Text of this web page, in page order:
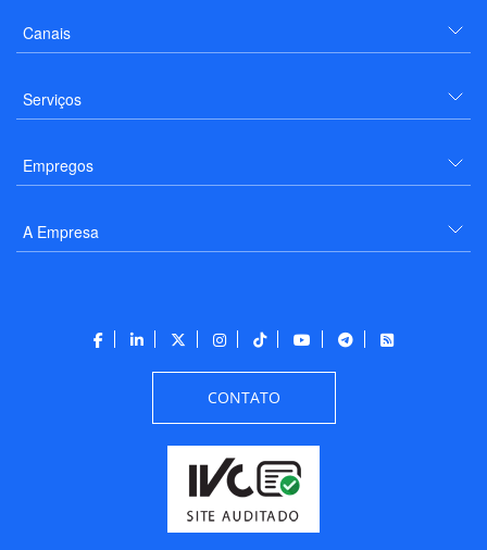
Canais
Serviços
Empregos
A Empresa
CONTATO